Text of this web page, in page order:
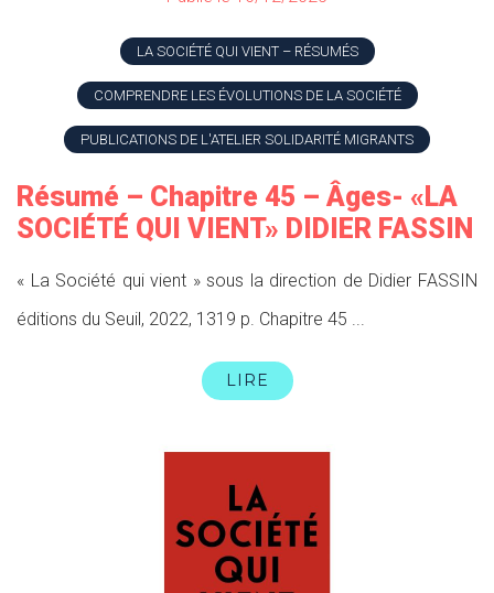
LA SOCIÉTÉ QUI VIENT – RÉSUMÉS
COMPRENDRE LES ÉVOLUTIONS DE LA SOCIÉTÉ
PUBLICATIONS DE L'ATELIER SOLIDARITÉ MIGRANTS
Résumé – Chapitre 45 – Âges- «LA
SOCIÉTÉ QUI VIENT» DIDIER FASSIN
« La Société qui vient » sous la direction de Didier FASSIN
éditions du Seuil, 2022, 1319 p. Chapitre 45 ...
LIRE